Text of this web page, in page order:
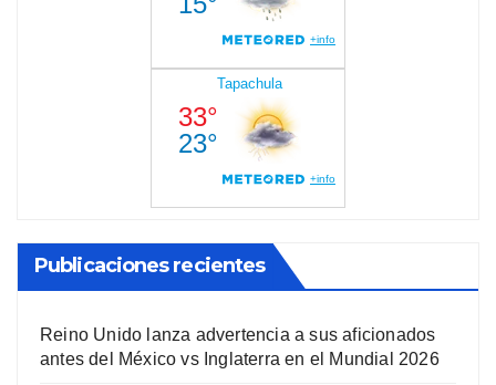
Publicaciones recientes
Reino Unido lanza advertencia a sus aficionados
antes del México vs Inglaterra en el Mundial 2026